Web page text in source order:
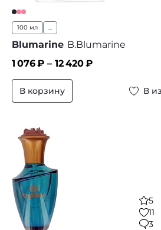
100 мл ...
Blumarine B.Blumarine
1 076₽ – 12 420₽
В корзину В
5
11
3